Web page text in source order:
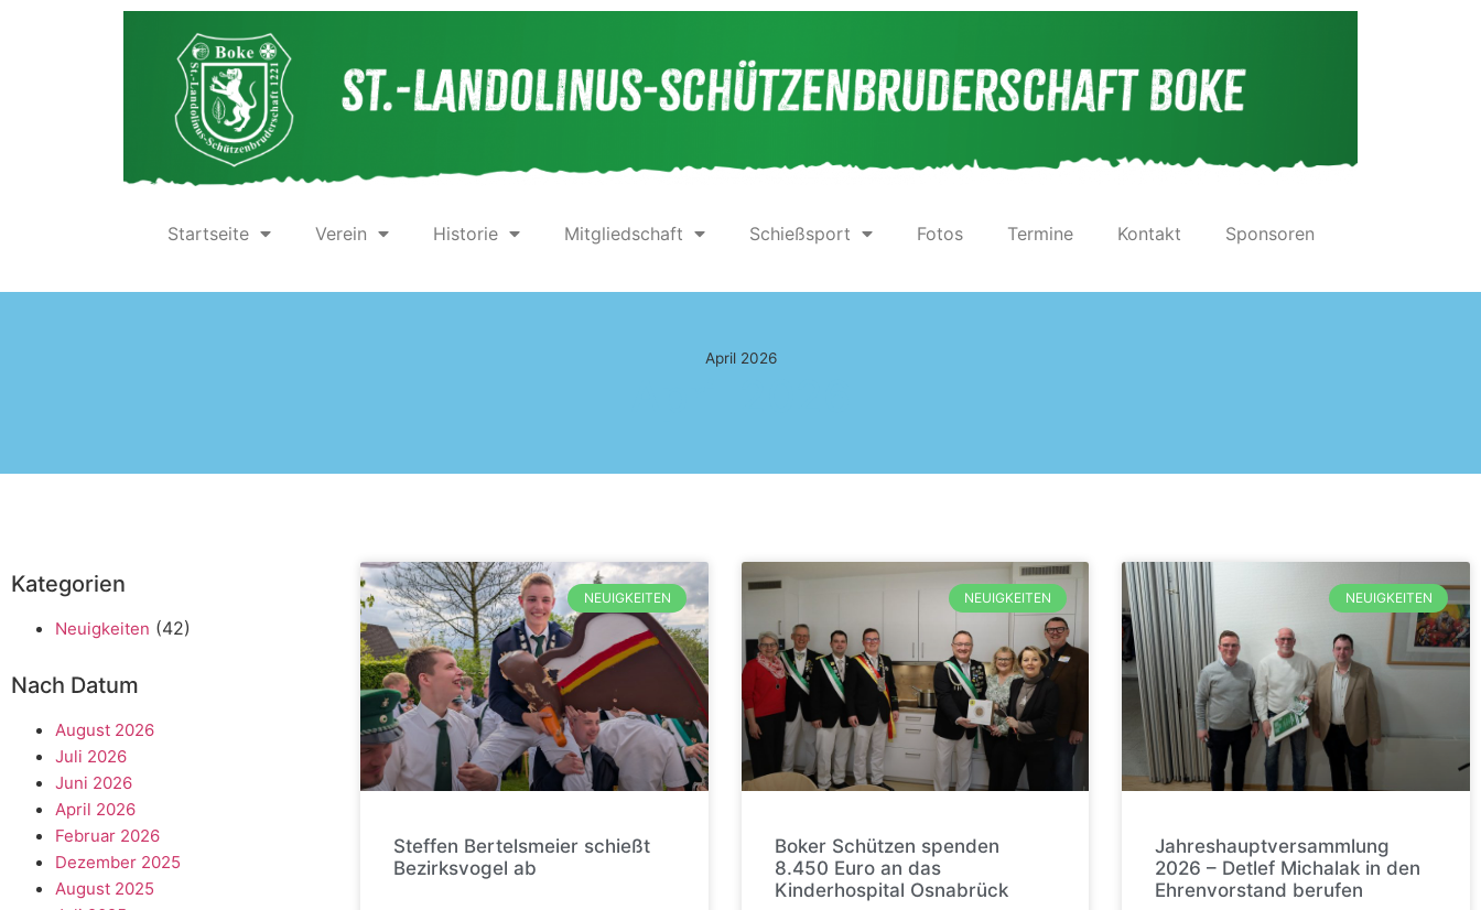
Startseite Verein Historie Mitgliedschaft Schießsport Fotos Termine Kontakt Sponsoren
April 2026
Kategorien
Neuigkeiten (42)
Nach Datum
August 2026
Juli 2026
Juni 2026
April 2026
Februar 2026
Dezember 2025
August 2025
NEUIGKEITEN
Steffen Bertelsmeier schießt
Bezirksvogel ab
NEUIGKEITEN
Boker Schützen spenden
8.450 Euro an das
Kinderhospital Osnabrück
NEUIGKEITEN
Jahreshauptversammlung
2026 – Detlef Michalak in den
Ehrenvorstand berufen